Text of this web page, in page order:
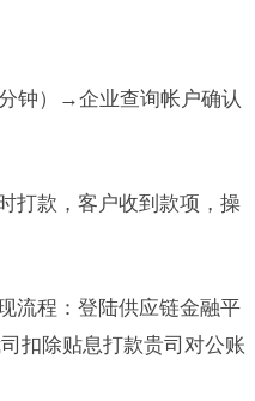
钟）→企业查询帐户确认
打款，客户收到款项，操
流程：登陆供应链金融平
扣除贴息打款贵司对公账